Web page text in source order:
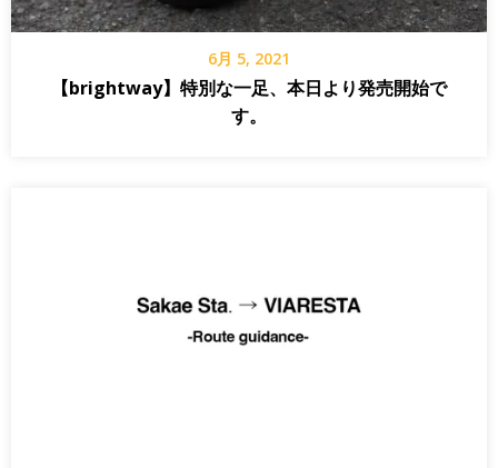
6月 5, 2021
【brightway】特別な一足、本日より発売開始で
す。